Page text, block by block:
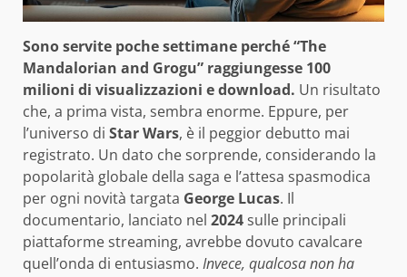
Sono servite poche settimane perché “The
Mandalorian and Grogu” raggiungesse 100
milioni di visualizzazioni e download. Un risultato
che, a prima vista, sembra enorme. Eppure, per
l’universo di Star Wars, è il peggior debutto mai
registrato. Un dato che sorprende, considerando la
popolarità globale della saga e l’attesa spasmodica
per ogni novità targata George Lucas. Il
documentario, lanciato nel 2024sulle principali
piattaforme streaming, avrebbe dovuto cavalcare
quell’onda di entusiasmo. Invece, qualcosa non ha